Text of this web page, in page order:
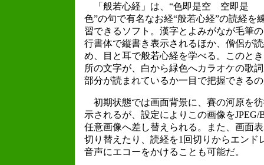
「般若心経」は、“色即是空 空即是
色”の句で有名なお経“般若心経”の読経を
習できるソフト。漢字とよみがなが毛筆の
行書体で縦書き表示されるほか、僧侶が
め、目と耳で般若心経を学べる。このと
所の文字が、白から緑色へカラオケの歌
部分が読まれているか一目で把握できる
初期状態では画面背景に、賽の河原を
示されるが、設定によりこの画像を
任意画像へ差し替えられる。また、画面
切り替えたり、読経を1回切りからエンド
音声にエコーをかけることも可能だ。